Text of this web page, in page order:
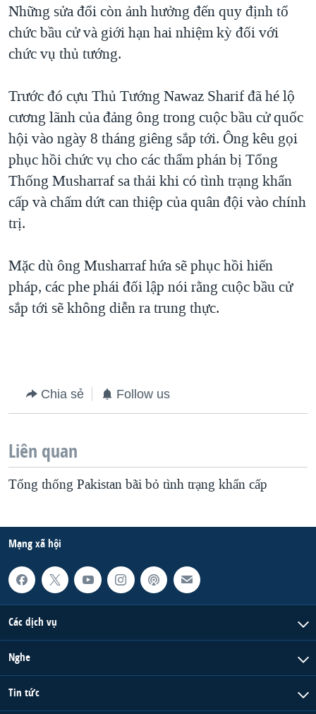
TRỊNH VĨNH BÌNH VS. CHÍNH PHỦ VIỆT NAM
NGƯ DÂN VIỆT VÀ LÀN SÓNG TRỘM HẢI SÂM
QUAN HỆ VIỆT MỸ
Những sửa đổi còn ảnh hưởng đến quy định tổ
chức bầu cử và giới hạn hai nhiệm kỳ đối với
chức vụ thủ tướng.
Trước đó cựu Thủ Tướng Nawaz Sharif đã hé lộ
cương lãnh của đảng ông trong cuộc bầu cử quốc
hội vào ngày 8 tháng giêng sắp tới. Ông kêu gọi
phục hồi chức vụ cho các thẩm phán bị Tổng
Thống Musharraf sa thải khi có tình trạng khẩn
cấp và chấm dứt can thiệp của quân đội vào chính
trị.
Mặc dù ông Musharraf hứa sẽ phục hồi hiến
pháp, các phe phái đối lập nói rằng cuộc bầu cử
sắp tới sẽ không diễn ra trung thực.
Chia sẻ Follow us
Liên quan
Tổng thống Pakistan bãi bỏ tình trạng khẩn cấp
Mạng xã hội
Các dịch vụ
Nghe
Tin tức